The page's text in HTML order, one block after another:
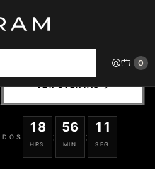
0
Tester
SELECCIONADOS
18
HRS
:
56
MIN
:
11
SEG